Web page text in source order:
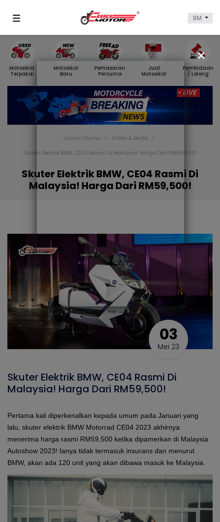
BM
Motosikal
Terpakai
Motosikal
Baru
Pemasaran
Percuma
Jual
Motosikal
Pembidaan
/ Lelong
Laman Utama
Artikel & Berita
Skuter Elektrik BMW, CE04 Rasmi Di Malaysia! Harga Dari RM59,500!
Skuter Elektrik BMW, CE04 Rasmi Di
Malaysia! Harga Dari RM59,500!
03
Mei 23
Skuter Elektrik BMW, CE04 Rasmi Di
Malaysia! Harga Dari RM59,500!
Pertama kali diperkenalkan kepada umum pada Januari yang
lalu, skuter elektrik BMW Motorrad CE04 2023 akhirnya
menerima harga rasmi RM59,500 ketika dipamerkan di Malaysia
Autoshow 2023! Ianya tidak termasuk insurans dan menurut
BMW, akan ada 120 unit yang akan dibawa masuk ke Malaysia.
×